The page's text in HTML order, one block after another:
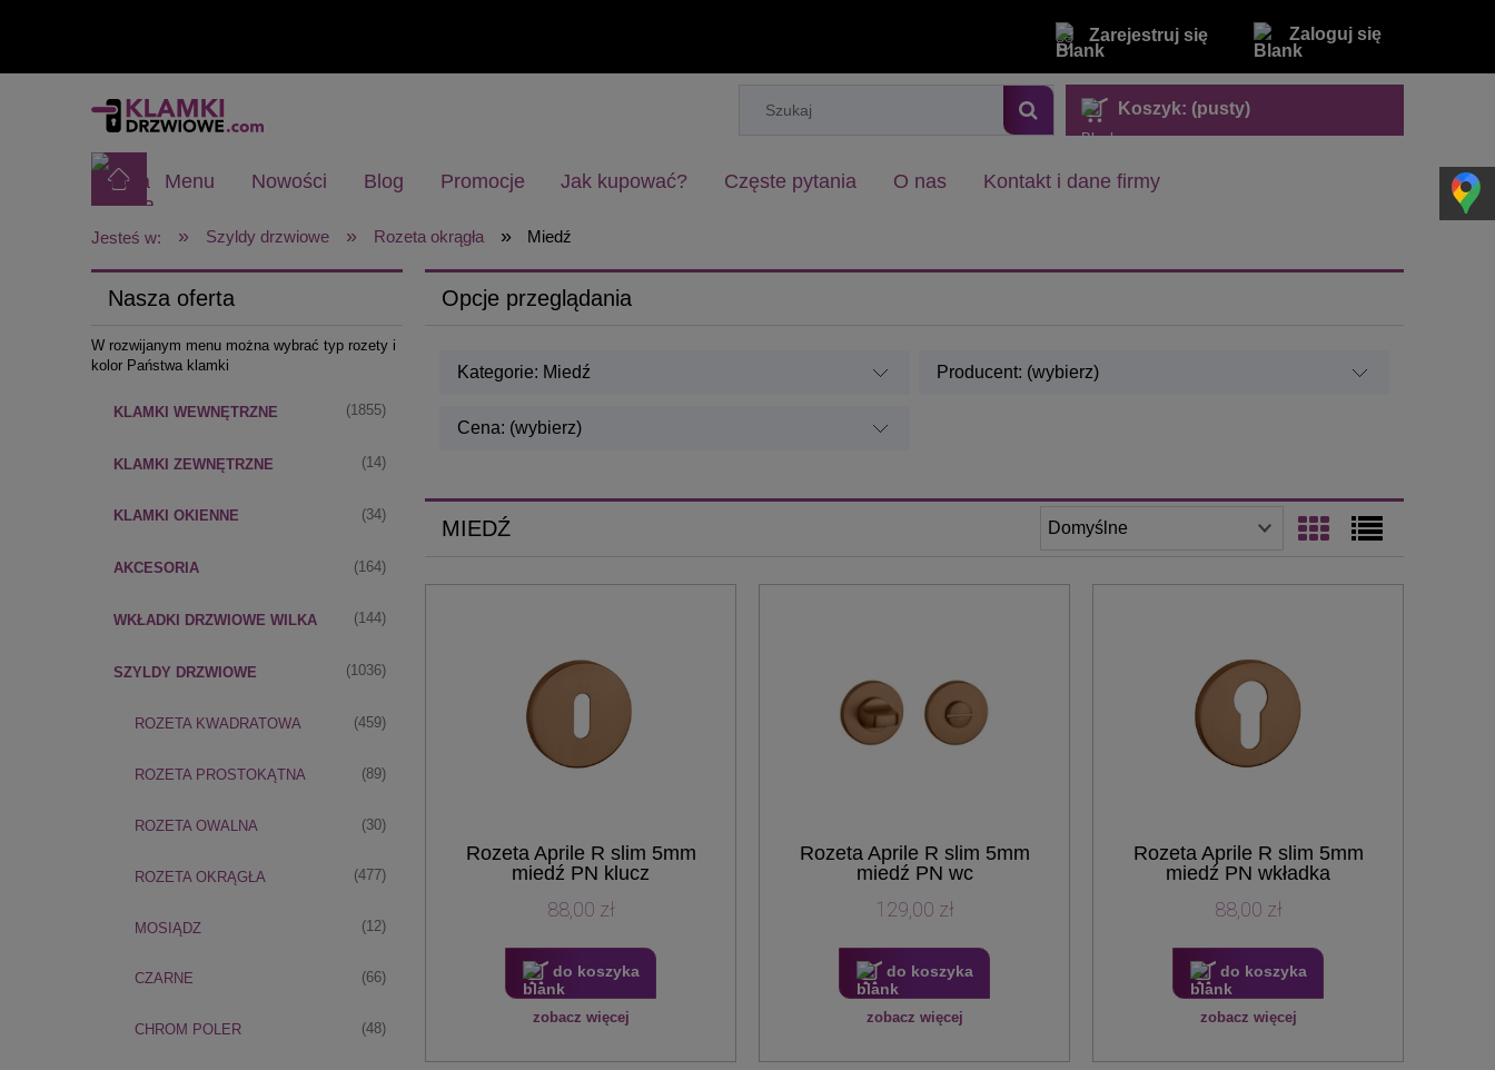
Zarejestruj się Zaloguj się
Koszyk: (pusty)
Menu Nowości Blog Promocje Jak kupować? Częste pytania O nas Kontakt i dane firmy
Jesteś w: » Szyldy drzwiowe » Rozeta okrągła » Miedź
Nasza oferta
W rozwijanym menu można wybrać typ rozety i
kolor Państwa klamki
KLAMKI WEWNĘTRZNE (1855)
KLAMKI ZEWNĘTRZNE (14)
KLAMKI OKIENNE (34)
AKCESORIA (164)
WKŁADKI DRZWIOWE WILKA (144)
SZYLDY DRZWIOWE (1036)
ROZETA KWADRATOWA (459)
ROZETA PROSTOKĄTNA (89)
ROZETA OWALNA (30)
ROZETA OKRĄGŁA (477)
MOSIĄDZ (12)
CZARNE (66)
CHROM POLER (48)
Opcje przeglądania
Kategorie: Miedź Producent: (wybierz)
Cena: (wybierz)
MIEDŹ
Rozeta Aprile R slim 5mm
miedź PN klucz
88,00 zł
do koszyka
zobacz więcej
Rozeta Aprile R slim 5mm
miedź PN wc
129,00 zł
do koszyka
zobacz więcej
Rozeta Aprile R slim 5mm
miedź PN wkładka
88,00 zł
do koszyka
zobacz więcej